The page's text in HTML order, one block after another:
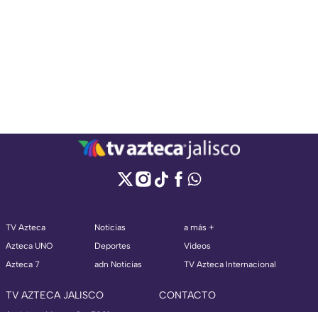
TV Azteca
Azteca UNO
Azteca 7
Noticias
Deportes
adn Noticias
a más +
Videos
TV Azteca Internacional
TV AZTECA JALISCO CONTACTO